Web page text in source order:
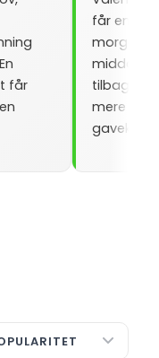
får
får en
middag.
tilbage til
mere
gavekaos.